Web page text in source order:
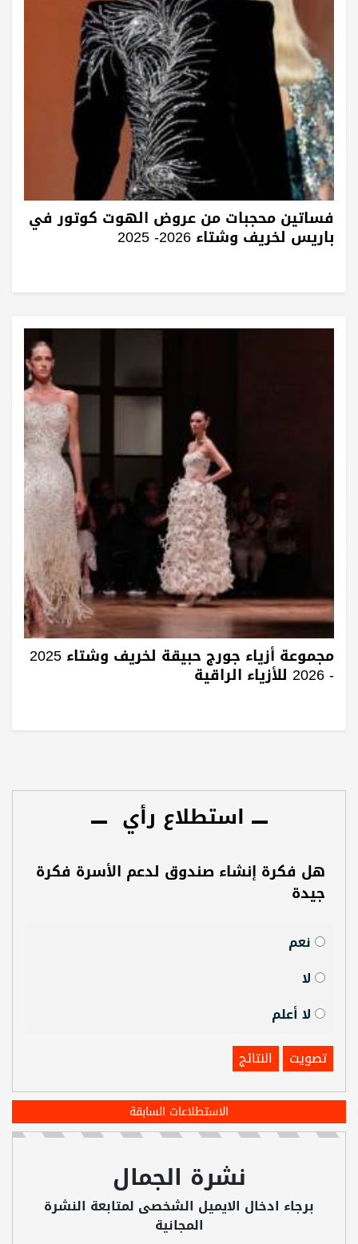
فساتين محجبات من عروض الهوت كوتور في
باريس لخريف وشتاء 2026- 2025
مجموعة أزياء جورج حبيقة لخريف وشتاء 2025
- 2026 للأزياء الراقية
استطلاع رأي
هل فكرة إنشاء صندوق لدعم الأسرة فكرة
جيدة
نعم
لا
لا أعلم
تصويت
النتائج
الاستطلاعات السابقة
نشرة الجمال
برجاء ادخال الايميل الشخصى لمتابعة النشرة
المجانية